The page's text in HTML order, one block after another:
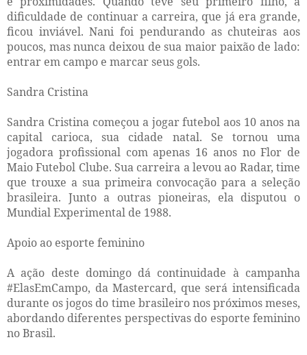
dificuldade de continuar a carreira, que já era grande,
ficou inviável. Nani foi pendurando as chuteiras aos
poucos, mas nunca deixou de sua maior paixão de lado:
entrar em campo e marcar seus gols.
Sandra Cristina
Sandra Cristina começou a jogar futebol aos 10 anos na
capital carioca, sua cidade natal. Se tornou uma
jogadora profissional com apenas 16 anos no Flor de
Maio Futebol Clube. Sua carreira a levou ao Radar, time
que trouxe a sua primeira convocação para a seleção
brasileira. Junto a outras pioneiras, ela disputou o
Mundial Experimental de 1988.
Apoio ao esporte feminino
A ação deste domingo dá continuidade à campanha
#ElasEmCampo, da Mastercard, que será intensificada
durante os jogos do time brasileiro nos próximos meses,
abordando diferentes perspectivas do esporte feminino
no Brasil.